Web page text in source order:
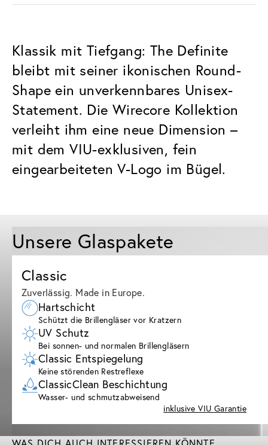
Klassik mit Tiefgang: The Definite
bleibt mit seiner ikonischen Round-
Shape ein unverkennbares Unisex-
Statement. Die Wirecore Kollektion
verleiht ihm eine neue Dimension –
mit dem VIU-exklusiven, fein
eingearbeiteten V-Logo im Bügel.
Unsere Glaspakete
Classic
Zuverlässig. Made in Europe.
Hartschicht
Schützt die Brillengläser vor Kratzern
UV Schutz
Bei sonnen- und normalen Brillengläsern
Classic Entspiegelung
Keine störenden Restreflexe
ClassicClean Beschichtung
Wasser- und schmutzabweisend
inklusive VIU Garantie